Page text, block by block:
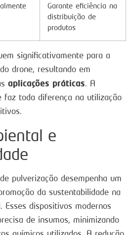
Garante eficiência na
distribuição de
produtos
significativamente para a
drone, resultando em
aplicações práticas. A
faz toda diferença na utilização
e
pulverização desempenha um
da sustentabilidade na
Esses dispositivos modernos
de insumos, minimizando